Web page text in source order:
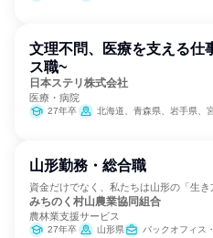
文理不問、医療を支える仕
ス職~
日本ステリ株式会社
医療・病院
27年卒 北海道、青森県、岩手県、宮城県、秋田県、山形県、福島県、茨城県、栃木県、群馬県、埼玉県、千葉県、東京都、神奈川県、新潟県、富山県、石川県、福井県、山梨県、長野県、岐阜県、静岡県、愛知県、三重県、滋賀県、京都府、大阪府、兵庫県、奈良県、和歌山県、鳥取県、島根県、岡山県、広島県、山口県、徳島県、香川県、愛媛県、高知県、福岡県、佐賀県、長崎県、熊本県、大分県、宮崎県、鹿
山形勤務・総合職
資金だけでなく、私たちは山形の「生き
みちのく村山農業協同組合
農林業支援サービス
27年卒 山形県 バックオフィス・事務・受付、営業、経営/事